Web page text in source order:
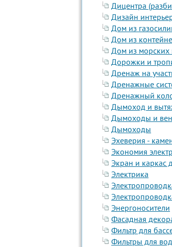
Дицентра
Дизайн
Дом из
Дом из
Дом из морских
Дорожки и
Дренаж на
Дренажные
Дренажный
Дымоход и
Дымоходы и
Дымоходы
Эхеверия -
Экономия
Экран и каркас
Электрика
Энергоносители
Фасадная
Фильтр для
Фильтры для